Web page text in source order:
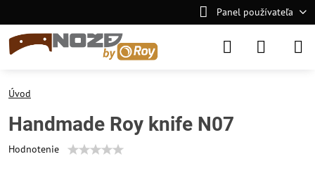
Panel používateľa
Úvod
Handmade Roy knife N07
Hodnotenie